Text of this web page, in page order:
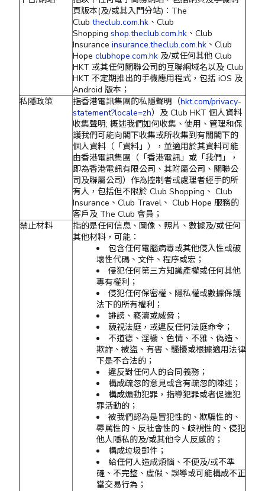
頁版本(及/或其入門分站)：The
Club theclub.com.hk 、Club
Shopping shop.theclub.com.hk 、Club
Insurance insurance.theclub.com.hk 、Club
Hope clubhope.com.hk 及/或任何其他 Club
HKT 或其任何關聯公司的互聯網域名以及 Club
HKT 不定期推出的手機應用程式，包括 iOS 及
Android 版本；
私隱政策
指香港電訊集團的私隱聲明（hkt.com/privacy-
statement?locale=zh）及 Club HKT 個人資料
收集聲明; 概述我們如何收集、使用、管理和保
護我們可能向閣下收集或所收集到有關閣下的
個人資料（「資料」），並適用於其資料可能
由香港電訊集團（「香港電訊」或「我們」，
即為香港電訊有限公司、其附屬公司、關聯公
司及聯屬公司）作為控制者或處理者經手的所
有人，包括但不限於 Club Shopping、 Club
Insurance、Club Travel、 Club Hope 服務的
客戶及 The Club 會員；
禁止材料
指的是任何信息、圖像、照片、數據及/或任何
其他材料，可能：
包含任何電腦病毒或其他侵入性或破
壞性代碼、文件、程序或宏；
侵犯任何第三方知識產權或任何其他
專有權利；
侵犯任何保密權、隱私權或數據保護
法下的所有權利；
誹謗、褻瀆或威脅；
藐視法庭，或違反任何法庭命令；
不道德、淫穢、色情、不雅、偽造、
欺詐、被盜、有害、騷擾或根據適用法律
下是不合法的；
違反對任何人的合同義務；
構成疏忽的意見或含有疏忽的陳述；
構成煽動犯罪，指導犯罪或者促進犯
罪活動的；
被我們認為是冒犯性的、欺騙性的、
辱罵性的、反社會性的、歧視性的、侵犯
他人隱私的及/或其他令人反感的；
構成垃圾郵件；
給任何人造成煩惱、不便及/或不準
確、不完整、虛假、誤導或可能構成不正
當交易行為；